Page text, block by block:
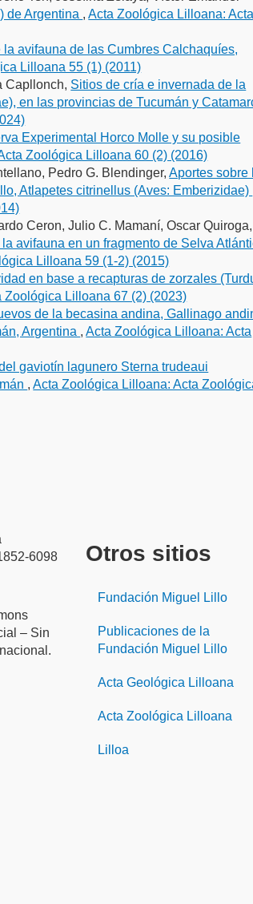
de Argentina ,Acta Zoológica Lilloana:
la avifauna de las Cumbres Calchaquíes,
Lilloana 55 (1) (2011)
Capllonch, Sitios de cría e invernada de la
en las provincias de Tucumán y
Experimental Horco Molle y su posible
Zoológica Lilloana 60 (2) (2016)
Pedro G. Blendinger,Aportes sobre
Atlapetes citrinellus (Aves: Emberizidae)
Ceron, Julio C. Mamaní, Oscar Quiroga,
avifauna en un fragmento de Selva
Lilloana 59 (1-2) (2015)
en base a recapturas de zorzales
Lilloana 67 (2) (2023)
de la becasina andina, Gallinago
Argentina ,Acta Zoológica Lilloana: Acta
gaviotín lagunero Sterna trudeaui
,Acta Zoológica Lilloana: Acta
6098
– Sin
Otros sitios
Fundación Miguel Lillo
Publicaciones de la
Fundación Miguel Lillo
Acta Geológica Lilloana
Acta Zoológica Lilloana
Lilloa